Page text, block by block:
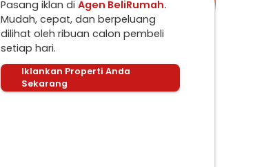
Pasang iklan di Agen BeliRumah.
Mudah, cepat, dan berpeluang
dilihat oleh ribuan calon pembeli
setiap hari.
Iklankan Properti Anda
Sekarang